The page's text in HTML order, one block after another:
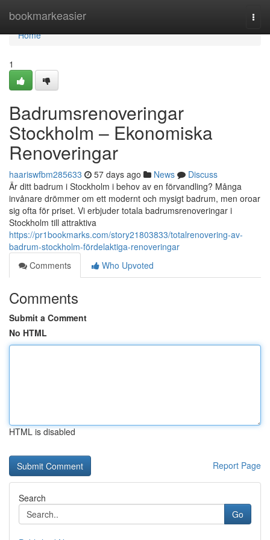
bookmarkeasier
Home
Home
1
Badrumsrenoveringar
Stockholm – Ekonomiska
Renoveringar
haariswfbm285633 57 days ago News
Discuss
Är ditt badrum i Stockholm i behov av en förvandling? Många
invånare drömmer om ett modernt och mysigt badrum, men oroar
sig ofta för priset. Vi erbjuder totala badrumsrenoveringar i
Stockholm till attraktiva
https://pr1bookmarks.com/story21803833/totalrenovering-av-
badrum-stockholm-fördelaktiga-renoveringar
Comments
Who Upvoted
Comments
Submit a Comment
No HTML
HTML is disabled
Report Page
Search
Go